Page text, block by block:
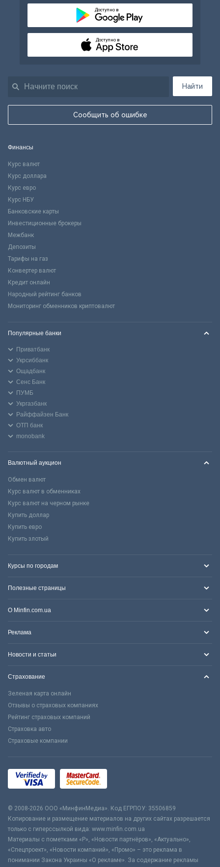
Найти
Сообщить об ошибке
Доступно в
Доступно в
Финансы
Курс валют
Курс доллара
Курс евро
Курс НБУ
Банковские карты
Инвестиционные брокеры
Межбанк
Депозиты
Тарифы на газ
Конвертер валют
Кредит онлайн
Народный рейтинг банков
Мониторинг обменников криптовалют
Популярные банки
Приватбанк
Укрсиббанк
Ощадбанк
Сенс Банк
ПУМБ
Укргазбанк
Райффайзен Банк
ОТП банк
monobank
Валютный аукцион
Обмен валют
Курс валют в обменниках
Курс валют на черном рынке
Купить доллар
Купить евро
Купить злотый
Курсы по городам
Полезные страницы
О Minfin.com.ua
Реклама
Новости и статьи
Страхование
Зеленая карта онлайн
Отзывы о страховых компаниях
Рейтинг страховых компаний
Страховка авто
Страховые компании
© 2008-2026 ООО «МинфинМедиа». Код ЕГРПОУ: 35506859
Копирование и размещение материалов на других сайтах разрешается
только с гиперссылкой вида: www.minfin.com.ua
Материалы с пометками «Р», «Новости партнёров», «Актуально»,
«Спецпроект», «Новости компаний», «Промо» – это реклама в
понимании Закона Украины «О рекламе». За содержание рекламы